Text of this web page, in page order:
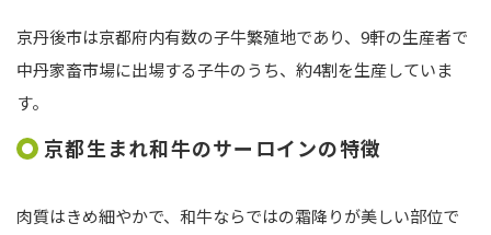
京丹後市は京都府内有数の子牛繁殖地であり、 9軒の生産者で
中丹家畜市場に出場する子牛のうち、約4割を生産していま
す。
京都生まれ和牛のサーロインの特徴
肉質はきめ細やかで、和牛ならではの霜降りが美しい部位で